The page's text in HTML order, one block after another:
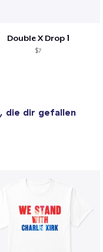
Double X Drop 1
$7
, die dir gefallen